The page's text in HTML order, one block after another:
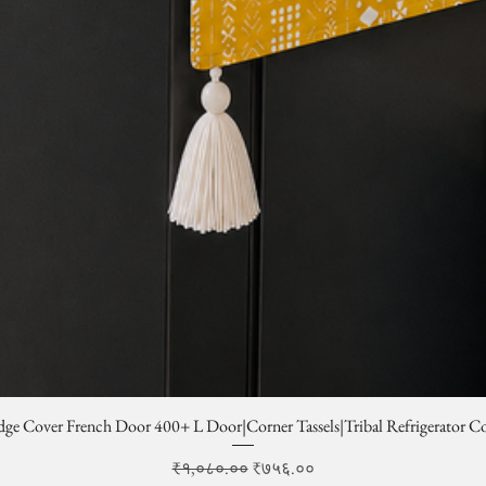
Cover French Door 400+ L Door|Corner Tassels|Tribal Refrigerator
Regular Price
₹१,०८०.०० Sale Price
₹७५६.००